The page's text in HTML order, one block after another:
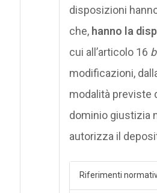
disposizioni
che, hanno la
cui all’articolo 16
modificazioni,
modalità previste
dominio giustizia
autorizza il
Riferimenti